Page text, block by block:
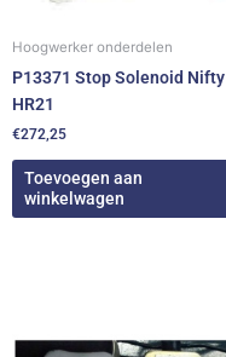
Hoogwerker onderdelen
P13371 Stop Solenoid Nifty
HR21
€272,25
Toevoegen aan
winkelwagen